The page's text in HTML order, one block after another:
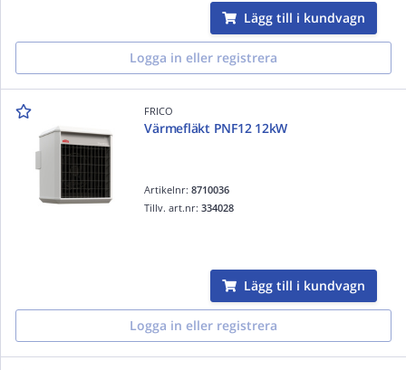
Lägg till i kundvagn
Logga in eller registrera
FRICO
Värmefläkt PNF12 12kW
Artikelnr:8710036
Tillv. art.nr:334028
Lägg till i kundvagn
Logga in eller registrera